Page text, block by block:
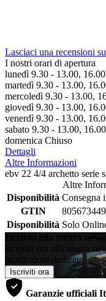
Lasciaci una recensioni
I nostri orari di apertura
lunedì 9.30 - 13.00,
martedì 9.30 - 13.00,
mercoledì 9.30 - 13.00,
giovedì 9.30 - 13.00,
venerdì 9.30 - 13.00,
sabato 9.30 - 13.00,
domenica Chiuso
Dettagli
Altre Informazioni
ebv 22 4/4 archetto serie
Altre
Disponibilità Consegna
GTIN
Disponibilità Solo
Iscriviti alla nostra
Iscriviti ora alla nostra
promozioni dedicate
Iscriviti ora
Garanzie ufficiali